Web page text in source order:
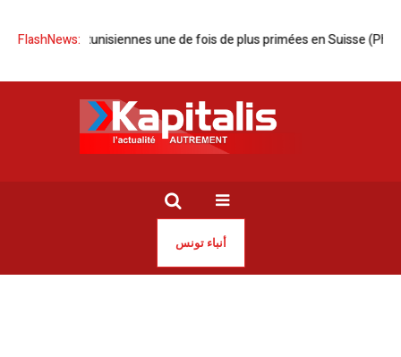
FlashNews:une de fois de plus primées en Suisse (Photos) Laouina |
أنباء تونس